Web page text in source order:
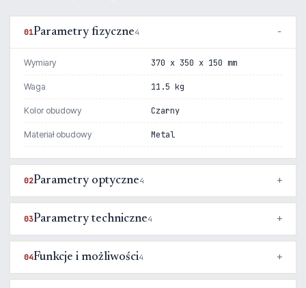
01Parametry fizyczne4
Wymiary 370 x 350 x 150 mm
Waga 11.5 kg
Kolor obudowy Czarny
Materiał obudowy Metal
02Parametry optyczne4
03Parametry techniczne4
04Funkcje i możliwości4